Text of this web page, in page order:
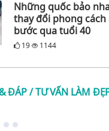
Những quốc bảo
thay đổi phong
bước qua tuổi 40
19 1144
ĐÁP / TƯ VẤN LÀM